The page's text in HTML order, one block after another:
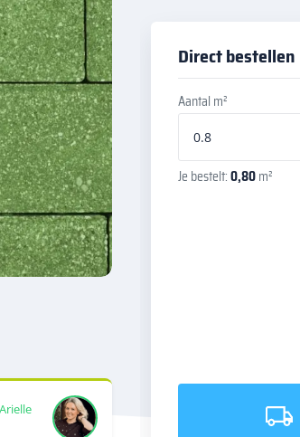
Direct bestellen
Aantal m²
Je bestelt:0,80m²